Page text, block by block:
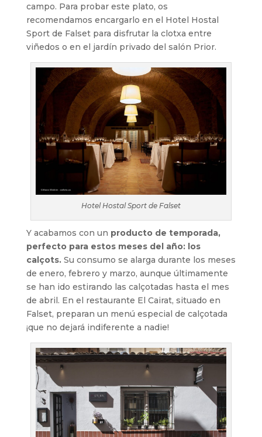
campo. Para probar este plato, os
recomendamos encargarlo en el Hotel Hostal
Sport de Falset para disfrutar la clotxa entre
viñedos o en el jardín privado del salón Prior.
Hotel Hostal Sport de Falset
Y acabamos con un producto de temporada,
perfecto para estos meses del año: los
calçots.Su consumo se alarga durante los meses
de enero, febrero y marzo, aunque últimamente
se han ido estirando las calçotadas hasta el mes
de abril. En el restaurante El Cairat, situado en
Falset, preparan un menú especial de calçotada
¡que no dejará indiferente a nadie!